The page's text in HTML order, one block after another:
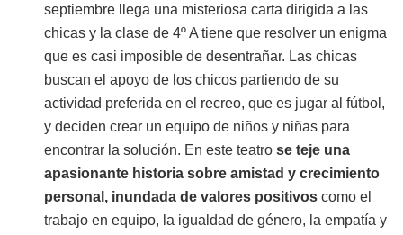
septiembre llega una misteriosa carta dirigida a las
chicas y la clase de 4º A tiene que resolver un enigma
que es casi imposible de desentrañar. Las chicas
buscan el apoyo de los chicos partiendo de su
actividad preferida en el recreo, que es jugar al fútbol,
y deciden crear un equipo de niños y niñas para
encontrar la solución. En este teatrose teje una
apasionante historia sobre amistad y crecimiento
personal, inundada de valores positivoscomo el
trabajo en equipo, la igualdad de género, la empatía y